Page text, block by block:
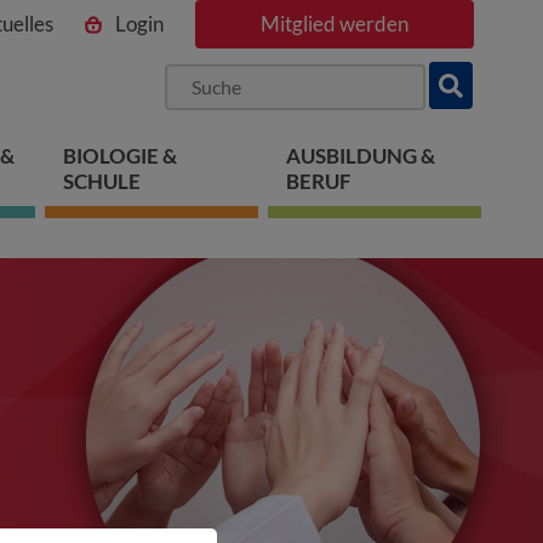
Login Mitglied werden
BIOLOGIE &
SCHULE
AUSBILDUNG &
BERUF